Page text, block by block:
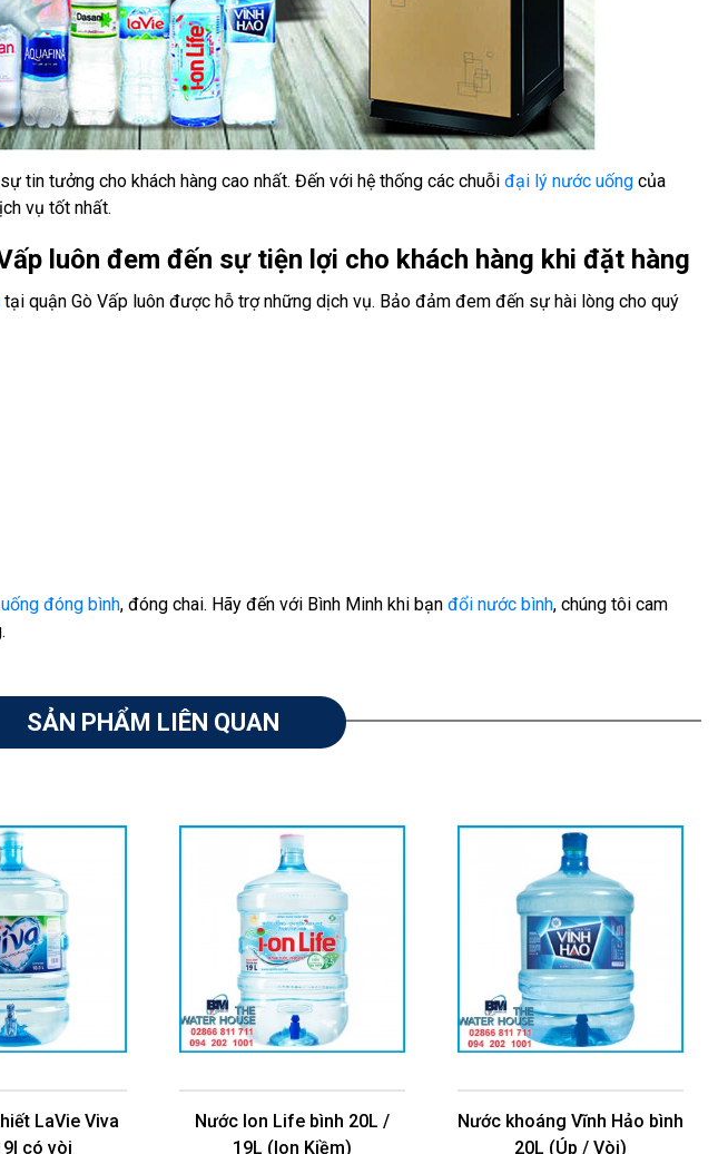
tin tưởng cho khách hàng cao nhất. Đến với hệ thống các chuỗi đại lý nước uốngcủa
vụ tốt nhất.
luôn đem đến sự tiện lợi cho khách hàng khi đặt hàng
tại quận Gò Vấp luôn được hỗ trợ những dịch vụ. Bảo đảm đem đến sự hài lòng cho quý
đóng bình, đóng chai. Hãy đến với Bình Minh khi bạn đổi nước bình, chúng tôi cam
SẢN PHẨM LIÊN QUAN
LaVie Viva
có vòi
Nước Ion Life bình 20L /
19L (Ion Kiềm)
Nước khoáng Vĩnh Hảo bình
20L (Úp / Vòi)